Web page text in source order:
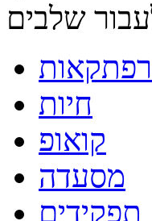
חיות
קואופ
מסעדה
תפקידים